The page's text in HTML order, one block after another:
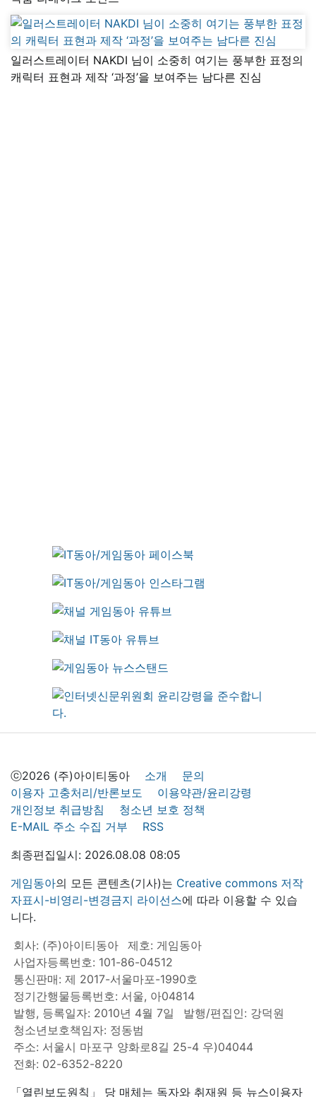
일러스트레이터 NAKDI 님이 소중히 여기는 풍부한 표정의
캐릭터 표현과 제작 ‘과정’을 보여주는 남다른 진심
ⓒ2026 (주)아이티동아 소개
문의
이용자 고충처리/반론보도
이용약관/윤리강령
개인정보 취급방침
청소년 보호 정책
E-MAIL 주소 수집 거부
RSS
최종편집일시: 2026.08.08 08:05
게임동아의 모든 콘텐츠(기사)는 Creative commons 저작
자표시-비영리-변경금지 라이선스에 따라 이용할 수 있습
니다.
회사: (주)아이티동아
제호: 게임동아
사업자등록번호: 101-86-04512
통신판매: 제 2017-서울마포-1990호
정기간행물등록번호: 서울, 아04814
발행, 등록일자: 2010년 4월 7일
발행/편집인: 강덕원
청소년보호책임자: 정동범
주소: 서울시 마포구 양화로8길 25-4 우)04044
전화: 02-6352-8220
「열린보도원칙」 당 매체는 독자와 취재원 등 뉴스이용자